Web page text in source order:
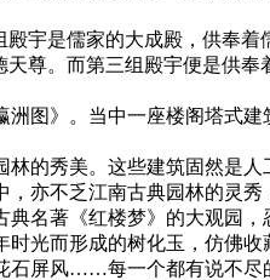
宇是儒家的大成殿，供奉
尊。而第三组殿宇便是供
图》。当中一座楼阁塔式
的秀美。这些建筑固然是
亦不乏江南古典园林的灵
名著《红楼梦》的大观园，
光而形成的树化玉，仿佛
屏风……每一个都有说不尽